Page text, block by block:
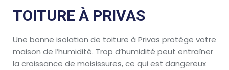
TOITURE À PRIVAS
Une bonne isolation de toiture à Privas protège votre
maison de l’humidité. Trop d’humidité peut entraîner
la croissance de moisissures, ce qui est dangereux